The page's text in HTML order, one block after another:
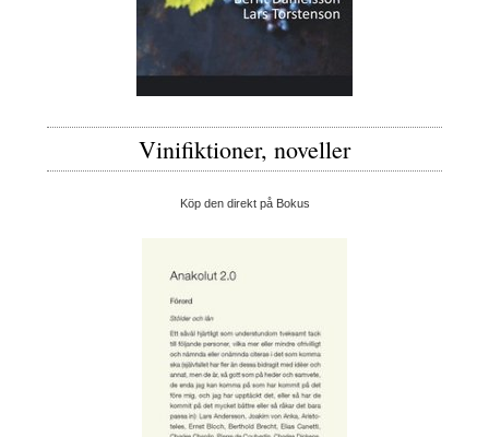
Vinifiktioner, noveller
Köp den direkt på Bokus